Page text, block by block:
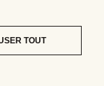
TOUT